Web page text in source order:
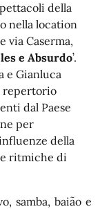
della
nella location
via Caserma,
e Absurdo’.
e Gianluca
repertorio
dal Paese
per
della
ritmiche di
samba, baião e